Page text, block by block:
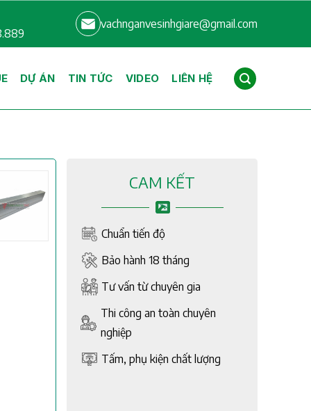
vachnganvesinhgiare@gmail.com
DỰ ÁN TIN TỨC VIDEO LIÊN HỆ
CAM KẾT
Chuẩn tiến độ
Bảo hành 18 tháng
Tư vấn từ chuyên gia
Thi công an toàn chuyên
nghiệp
Tấm, phụ kiện chất lượng